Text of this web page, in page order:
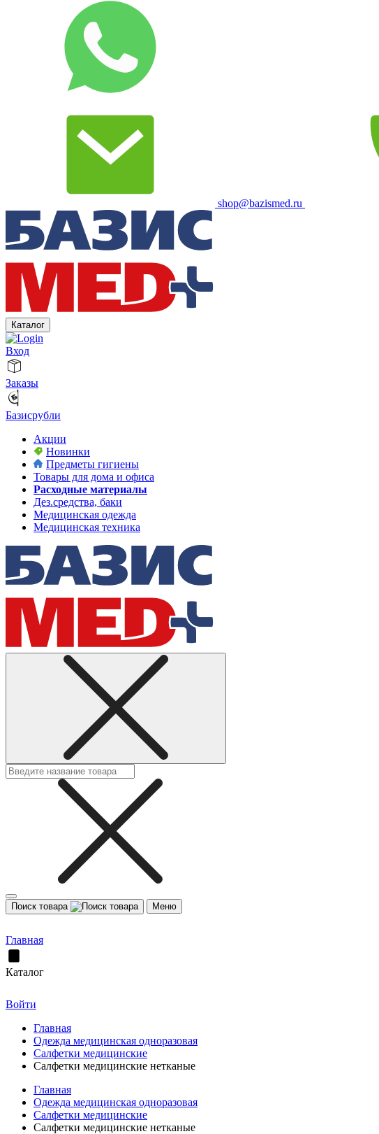
shop@bazismed.ru
Каталог
Вход
Заказы
Базисрубли
Акции
Новинки
Предметы гигиены
Товары для дома и офиса
Расходные материалы
Дез.средства, баки
Медицинская одежда
Медицинская техника
Поиск товара Меню
Главная
Каталог
Войти
Главная
Одежда медицинская одноразовая
Салфетки медицинские
Салфетки медицинские нетканые
Главная
Одежда медицинская одноразовая
Салфетки медицинские
Салфетки медицинские нетканые